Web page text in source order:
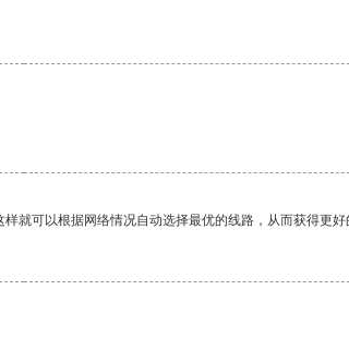
就可以根据网络情况自动选择最优的线路，从而获得更好